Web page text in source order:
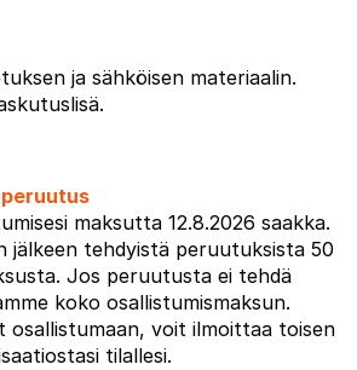
ja sähköisen materiaalin.
maksutta 12.8.2026 saakka.
jälkeen tehdyistä peruutuksista 50
Jos peruutusta ei tehdä
koko osallistumismaksun.
osallistumaan, voit ilmoittaa toisen
tilallesi.